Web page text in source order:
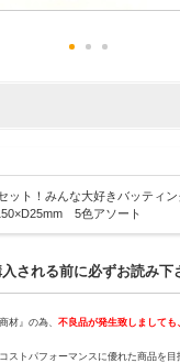
ット！みんな大好きバッティン
5色アソート
される前に必ずお読み下
材』の為、 不良品が発生致しまして
ストパフォーマンスに優れた商品を